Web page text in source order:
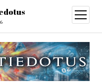
open
menu